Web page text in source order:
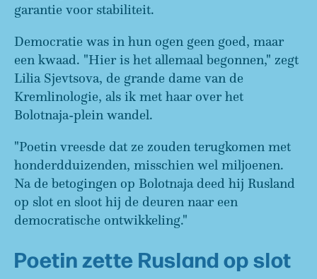
garantie voor stabiliteit.
Democratie was in hun ogen geen goed, maar
een kwaad. "Hier is het allemaal begonnen," zegt
Lilia Sjevtsova, de grande dame van de
Kremlinologie, als ik met haar over het
Bolotnaja-plein wandel.
"Poetin vreesde dat ze zouden terugkomen met
honderdduizenden, misschien wel miljoenen.
Na de betogingen op Bolotnaja deed hij Rusland
op slot en sloot hij de deuren naar een
democratische ontwikkeling."
Poetin zette Rusland op slot